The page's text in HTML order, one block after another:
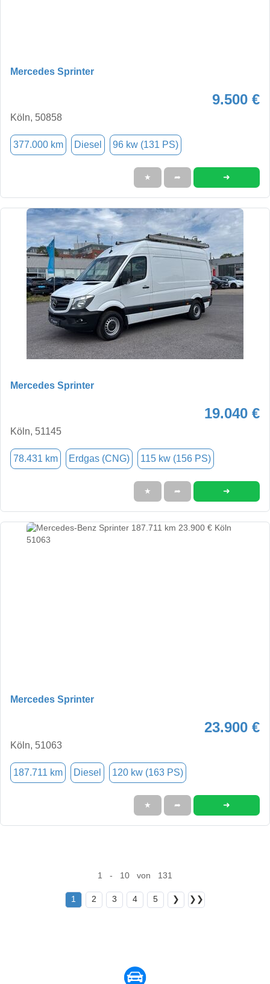
Mercedes Sprinter
9.500 €
Köln, 50858
377.000 km Diesel 96 kw (131 PS)
★ ➦ ➜
Mercedes Sprinter
19.040 €
Köln, 51145
78.431 km Erdgas (CNG) 115 kw (156 PS)
★ ➦ ➜
Mercedes Sprinter
23.900 €
Köln, 51063
187.711 km Diesel 120 kw (163 PS)
★ ➦ ➜
1 - 10 von 131
1 2 3 4 5 ❯ ❯❯